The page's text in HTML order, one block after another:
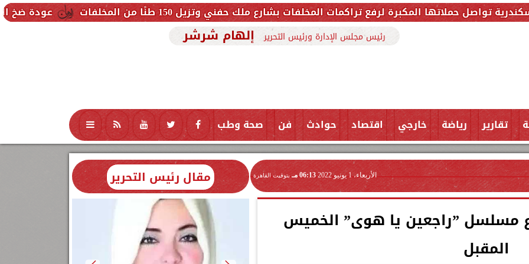
عودة ضخ المياه المكبرة لرفع تراكمات المخلفات بشارع ملك حفني وتزيل 150 طنًا من المخلفات
رئيس مجلس الإدارة ورئيس التحرير إلهام شرشر
تقارير رياضة خارجي اقتصاد حوادث فن صحة وطب تكنولوجيا منوعات محافظات
الأربعاء، 1 يونيو 2022 06:13 مـ بتوقيت القاهرة
مسلسل ”راجعين يا هوى” الخميس
المقبل
مقال رئيس التحرير